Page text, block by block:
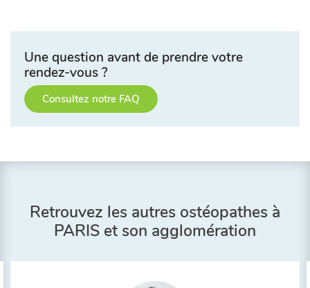
Une question avant de prendre votre
rendez-vous ?
Consultez notre FAQ
Retrouvez les autres ostéopathes à
PARIS et son agglomération